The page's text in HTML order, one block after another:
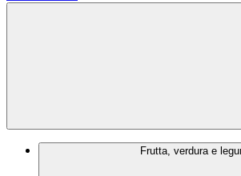
Frutta, verdura e